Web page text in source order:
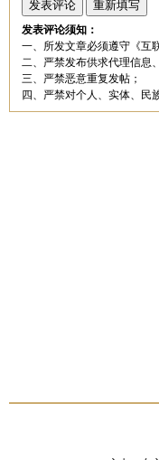
发表评论须知：
一、所发文章必须遵守《互
二、严禁发布供求代理信息
三、严禁恶意重复发帖；
四、严禁对个人、实体、民